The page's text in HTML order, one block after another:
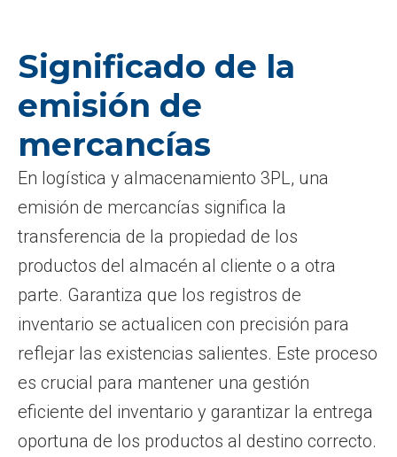
Significado de la
emisión de
mercancías
En logística y almacenamiento 3PL, una
emisión de mercancías significa la
transferencia de la propiedad de los
productos del almacén al cliente o a otra
parte. Garantiza que los registros de
inventario se actualicen con precisión para
reflejar las existencias salientes. Este proceso
es crucial para mantener una gestión
eficiente del inventario y garantizar la entrega
oportuna de los productos al destino correcto.